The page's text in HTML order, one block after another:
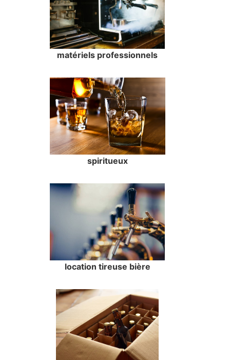
matériels professionnels
spiritueux
location tireuse bière